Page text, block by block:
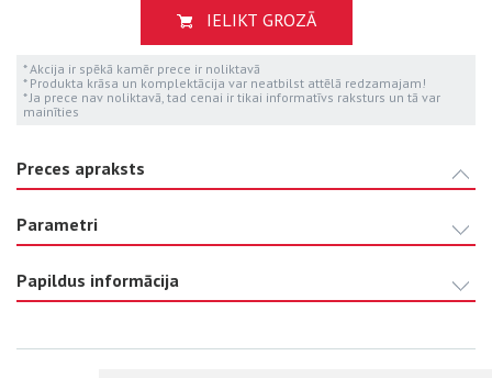
IELIKT GROZĀ
* Akcija ir spēkā kamēr prece ir noliktavā
* Produkta krāsa un komplektācija var neatbilst attēlā redzamajam!
* Ja prece nav noliktavā, tad cenai ir tikai informatīvs raksturs un tā var
mainīties
Preces apraksts
Parametri
Papildus informācija